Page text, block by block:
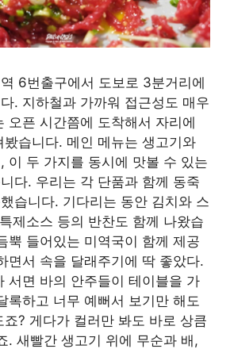
6번출구에서 도보로 3분거리에
. 지하철과 가까워 접근성도 매우
오픈 시간쯤에 도착해서 자리에
봤습니다. 메인 메뉴는 생고기와
이 두 가지를 동시에 맛볼 수 있는
다. 우리는 각 단품과 함께 동죽
습니다. 기다리는 동안 김치와 스
제소스 등의 반찬도 함께 나왔습
뿍 들어있는 미역국이 함께 제공
면서 속을 달래주기에 딱 좋았다.
서면 바의 안주들이 테이블을 가
록하고 너무 예뻐서 보기만 해도
죠? 게다가 컬러만 봐도 바로 상큼
. 새빨간 생고기 위에 무순과 배,